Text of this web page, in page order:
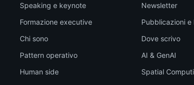
Speaking e keynote
Formazione executive
Chi sono
Pattern operativo
Human side
Newsletter
Pubblicazioni e
Dove scrivo
AI & GenAI
Spatial